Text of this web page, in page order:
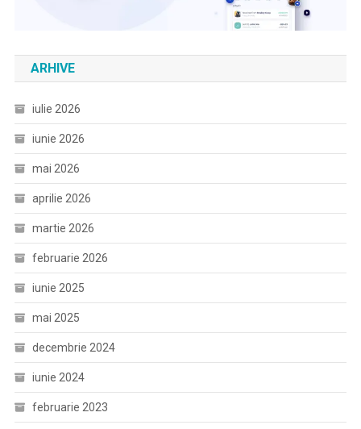
ARHIVE
iulie 2026
iunie 2026
mai 2026
aprilie 2026
martie 2026
februarie 2026
iunie 2025
mai 2025
decembrie 2024
iunie 2024
februarie 2023